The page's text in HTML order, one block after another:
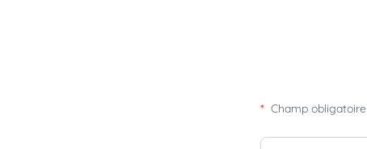
* Champ obligatoire